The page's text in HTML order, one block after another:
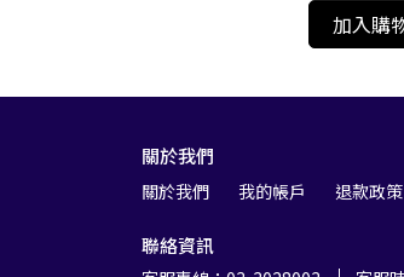
加入購
關於我們
關於我們 我的帳戶 退款政策
聯絡資訊